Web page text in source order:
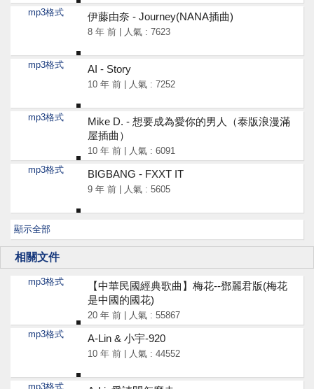
mp3格式 伊藤由奈 - Journey(NANA插曲)
8 年 前 | 人氣 : 7623
mp3格式 AI - Story
10 年 前 | 人氣 : 7252
mp3格式
Mike D. - 想要成為愛你的男人（泰版浪漫滿
屋插曲）
10 年 前 | 人氣 : 6091
mp3格式
BIGBANG - FXXT IT
9 年 前 | 人氣 : 5605
顯示全部
相關文件
mp3格式
【中華民國經典歌曲】梅花--鄧麗君版(梅花
是中國的國花)
20 年 前 | 人氣 : 55867
mp3格式
A-Lin & 小宇-920
10 年 前 | 人氣 : 44552
mp3格式